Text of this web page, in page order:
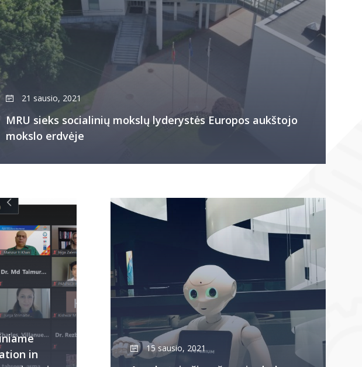
21 sausio, 2021
MRU sieks socialinių mokslų lyderystės Europos aukštojo
mokslo erdvėje
in
15 sausio, 2021